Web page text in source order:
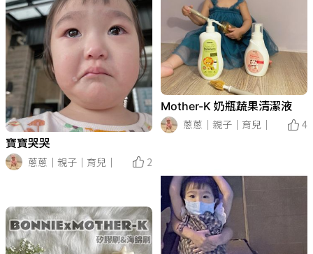
Mother-K 奶瓶蔬果清潔液
蔥蔥｜親子｜育兒｜
4
寶寶哭哭
蔥蔥｜親子｜育兒｜
2